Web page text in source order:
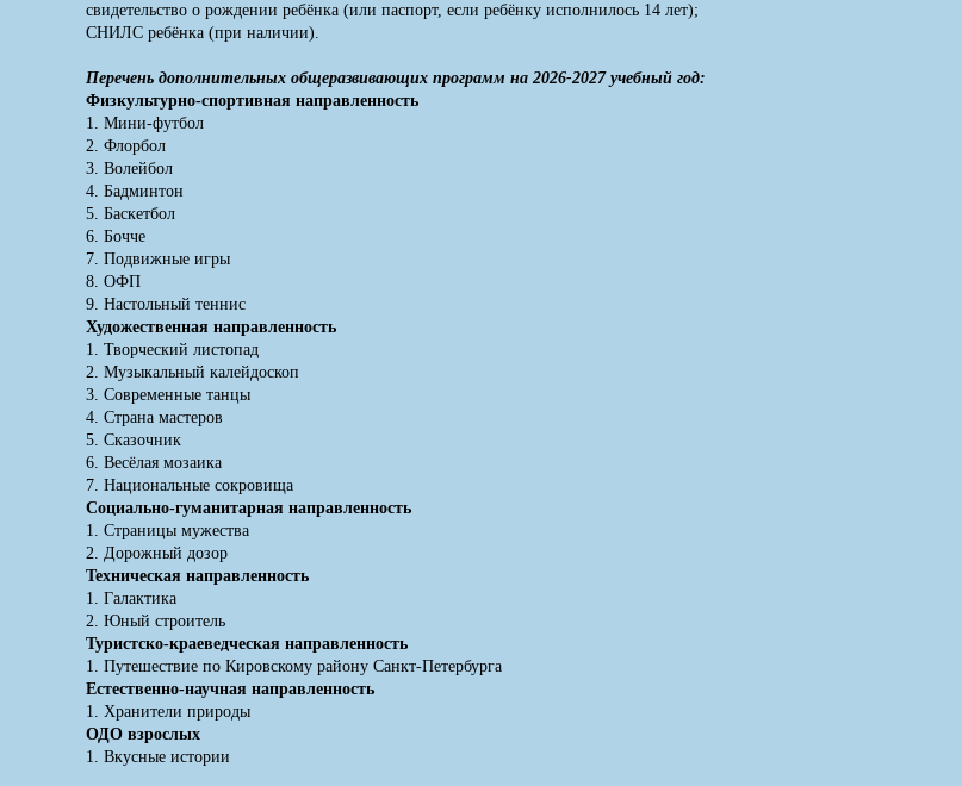
свидетельство о рождении ребёнка (или паспорт, если ребёнку исполнилось 14 лет);
СНИЛС ребёнка (при наличии).
Перечень дополнительных общеразвивающих программ на 2026-2027учебный год:
Физкультурно-спортивная направленность
1. Мини-футбол
2. Флорбол
3. Волейбол
4. Бадминтон
5. Баскетбол
6. Бочче
7. Подвижные игры
8. ОФП
9. Настольный теннис
Художественная направленность
1. Творческий листопад
2. Музыкальный калейдоскоп
3. Современные танцы
4. Страна мастеров
5. Сказочник
6. Весёлая мозаика
7. Национальные сокровища
Социально-гуманитарная направленность
1. Страницы мужества
2. Дорожный дозор
Техническая направленность
1. Галактика
2. Юный строитель
Туристско-краеведческая направленность
1. Путешествие по Кировскому району Санкт-Петербурга
Естественно-научная направленность
1. Хранители природы
ОДО взрослых
1. Вкусные истории